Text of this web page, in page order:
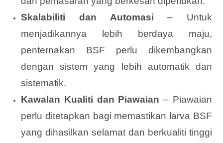
Skalabiliti dan Automasi – Untuk
menjadikannya lebih berdaya maju,
penternakan BSF perlu dikembangkan
dengan sistem yang lebih automatik dan
sistematik.
Kawalan Kualiti dan Piawaian – Piawaian
perlu ditetapkan bagi memastikan larva BSF
yang dihasilkan selamat dan berkualiti tinggi